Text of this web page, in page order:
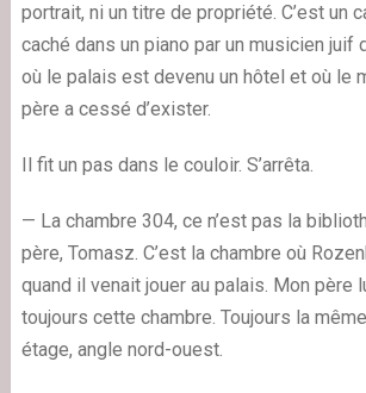
portrait, ni un titre de propriété. C’est un
caché dans un piano par un musicien juif
où le palais est devenu un hôtel et où le
père a cessé d’exister.
Il fit un pas dans le couloir. S’arrêta.
— La chambre 304, ce n’est pas la
père, Tomasz. C’est la chambre où
quand il venait jouer au palais. Mon père
toujours cette chambre. Toujours la
étage, angle nord-ouest.